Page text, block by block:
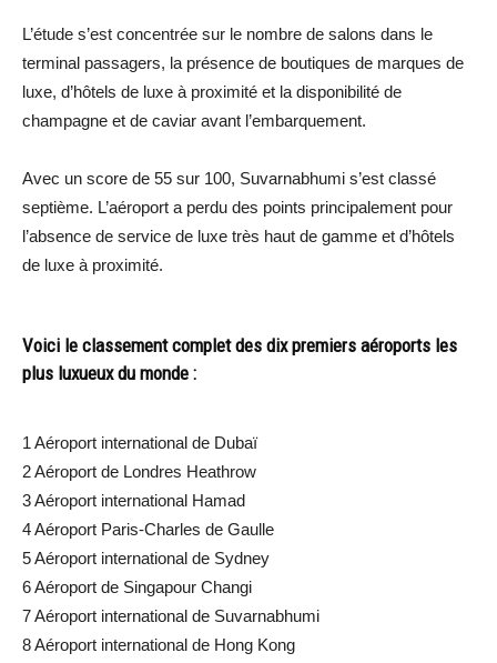
L’étude s’est concentrée sur le nombre de salons dans le
terminal passagers, la présence de boutiques de marques de
luxe, d’hôtels de luxe à proximité et la disponibilité de
champagne et de caviar avant l’embarquement.
Avec un score de 55 sur 100, Suvarnabhumi s’est classé
septième. L’aéroport a perdu des points principalement pour
l’absence de service de luxe très haut de gamme et d’hôtels
de luxe à proximité.
Voici le classement complet des dix premiers aéroports les
plus luxueux du monde :
1 Aéroport international de Dubaï
2 Aéroport de Londres Heathrow
3 Aéroport international Hamad
4 Aéroport Paris-Charles de Gaulle
5 Aéroport international de Sydney
6 Aéroport de Singapour Changi
7 Aéroport international de Suvarnabhumi
8 Aéroport international de Hong Kong